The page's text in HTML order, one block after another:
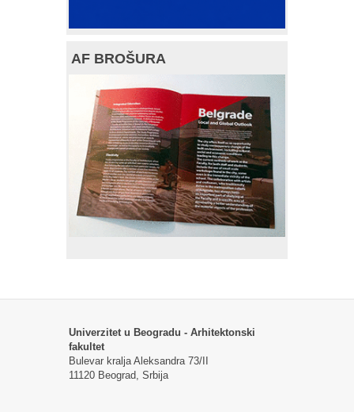
AF BROŠURA
Univerzitet u Beogradu - Arhitektonski
fakultet
Bulevar kralja Aleksandra 73/II
11120 Beograd, Srbija